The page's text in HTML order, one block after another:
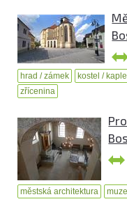
hrad / zámek kostel / kaple
zřícenina
městská architektura